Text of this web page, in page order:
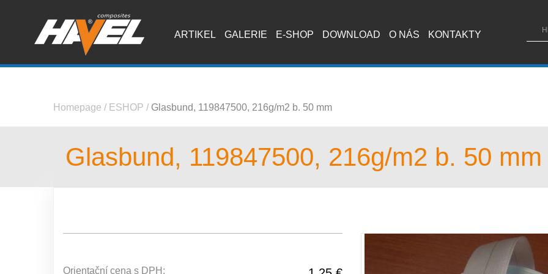
ARTIKEL GALERIE E-SHOP DOWNLOAD O NÁS KONTAKTY
Homepage / ESHOP / Glasbund, 119847500, 216g/m2 b. 50 mm
Glasbund, 119847500, 216g/m2 b. 50 mm
Orientační cena s DPH: